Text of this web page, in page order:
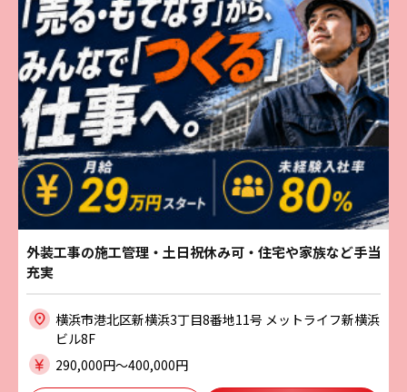
外装工事の施工管理・土日祝休み可・住宅や家族など手当
充実
横浜市港北区新横浜3丁目8番地11号 メットライフ新横浜
ビル8F
290,000円〜400,000円